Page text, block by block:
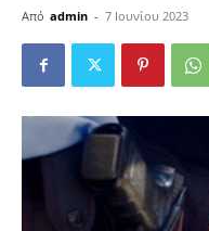
Από admin - 7 Ιουνίου 2023